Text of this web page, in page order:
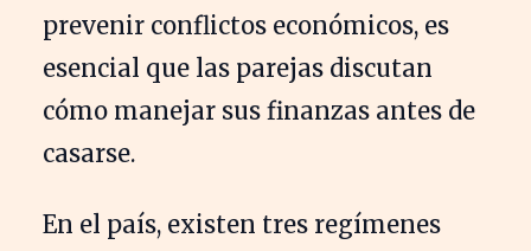
prevenir conflictos económicos, es
esencial que las parejas discutan
cómo manejar sus finanzas antes de
casarse.
En el país, existen tres regímenes